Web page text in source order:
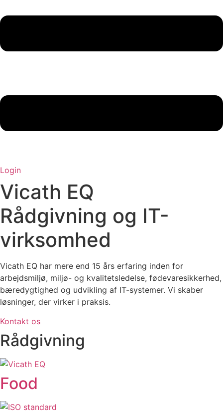
Login
Vicath EQ
Rådgivning og IT-
virksomhed
Vicath EQ har mere end 15 års erfaring inden for
arbejdsmiljø, miljø- og kvalitetsledelse, fødevaresikkerhed,
bæredygtighed og udvikling af IT-systemer. Vi skaber
løsninger, der virker i praksis.
Kontakt os
Rådgivning
Food